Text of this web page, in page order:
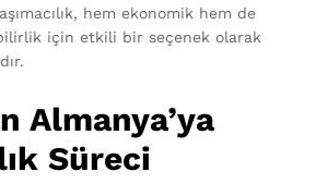
hem ekonomik hem de
için etkili bir seçenek olarak
Almanya’ya
Süreci